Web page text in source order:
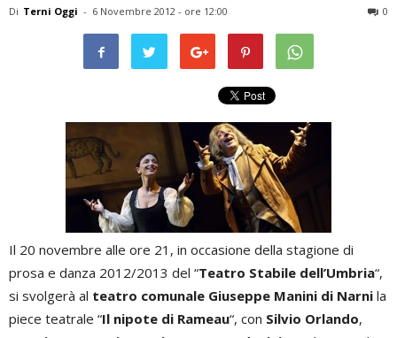
Di Terni Oggi - 6 Novembre 2012 - ore 12:00 0
Il 20 novembre alle ore 21, in occasione della stagione di
prosa e danza 2012/2013 del “Teatro Stabile dell’Umbria“,
si svolgerà al teatro comunale Giuseppe Manini di Narni la
piece teatrale “Il nipote di Rameau“, con Silvio Orlando,